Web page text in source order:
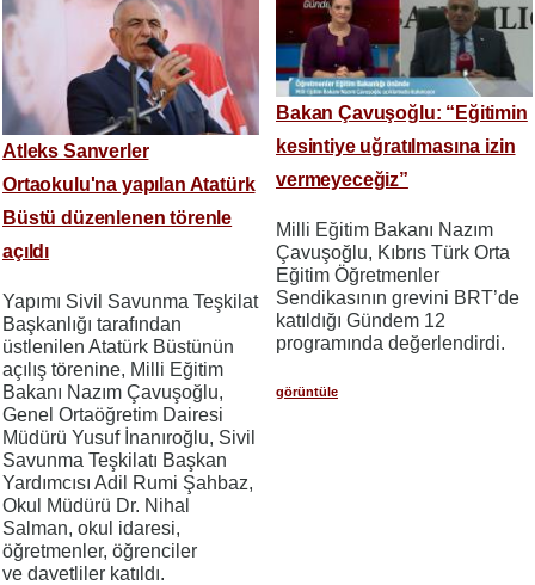
Atleks Sanverler
Ortaokulu'na yapılan Atatürk
Büstü düzenlenen törenle
açıldı
Yapımı Sivil Savunma Teşkilat
Başkanlığı tarafından
üstlenilen Atatürk Büstünün
açılış törenine, Milli Eğitim
Bakanı Nazım Çavuşoğlu,
Genel Ortaöğretim Dairesi
Müdürü Yusuf İnanıroğlu, Sivil
Savunma Teşkilatı Başkan
Yardımcısı Adil Rumi Şahbaz,
Okul Müdürü Dr. Nihal
Salman, okul idaresi,
öğretmenler, öğrenciler
ve davetliler katıldı.
Bakan Çavuşoğlu: “Eğitimin
kesintiye uğratılmasına izin
vermeyeceğiz”
Milli Eğitim Bakanı Nazım
Çavuşoğlu, Kıbrıs Türk Orta
Eğitim Öğretmenler
Sendikasının grevini BRT’de
katıldığı Gündem 12
programında değerlendirdi.
görüntüle